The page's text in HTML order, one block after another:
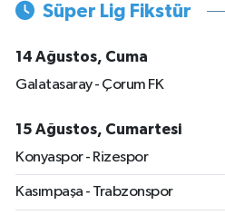
Süper Lig Fikstür
14 Ağustos, Cuma
Galatasaray - Çorum FK
15 Ağustos, Cumartesi
Konyaspor - Rizespor
Kasımpaşa - Trabzonspor